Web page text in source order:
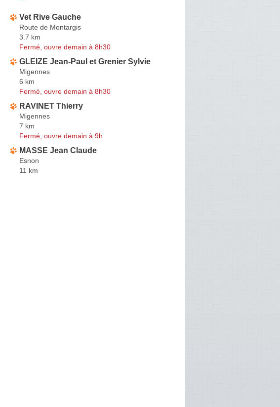
Vet Rive Gauche
Route de Montargis
3.7 km
Fermé, ouvre demain à 8h30
GLEIZE Jean-Paul et Grenier Sylvie
Migennes
6 km
Fermé, ouvre demain à 8h30
RAVINET Thierry
Migennes
7 km
Fermé, ouvre demain à 9h
MASSE Jean Claude
Esnon
11 km